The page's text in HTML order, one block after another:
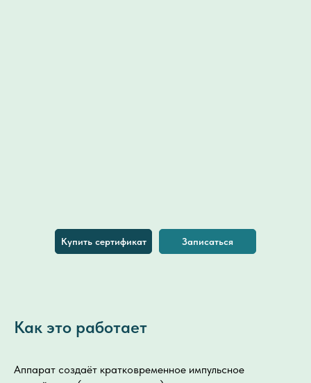
Купить сертификат Записаться
Как это работает
Аппарат создаёт кратковременное импульсное